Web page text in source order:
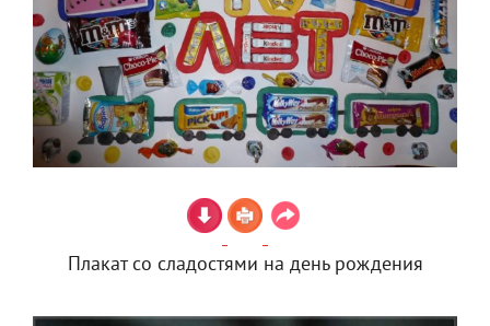
Плакат со сладостями на день рождения